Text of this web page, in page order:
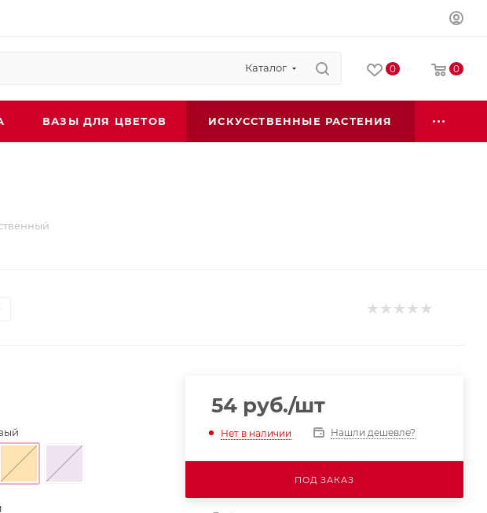
Каталог 0 0
ВАЗЫ ДЛЯ ЦВЕТОВ ИСКУССТВЕННЫЕ РАСТЕНИЯ
54руб./шт
Нет в наличии Нашли дешевле?
ПОД ЗАКАЗ